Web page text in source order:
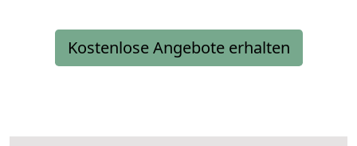
Kostenlose Angebote erhalten